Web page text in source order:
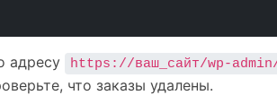
адресу https://ваш_сайт/wp-
что заказы удалены.